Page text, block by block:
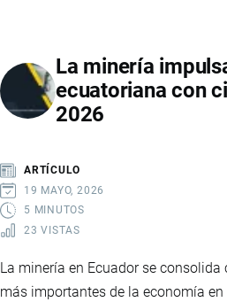
IMPULSO
TRAS
EL
CAÍDA
DE
PRECIOS
La minería
ecuatoriana con
2026
ARTÍCULO
19 MAYO, 2026
5 MINUTOS
23 VISTAS
La minería en Ecuador se
más importantes de la economía en